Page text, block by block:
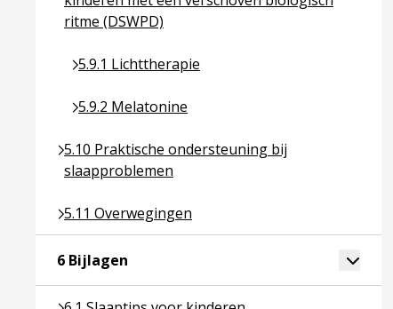
ritme (DSWPD)
5.9.1 Lichttherapie
Ga naar pagina over 5.9.1 Lichttherapie
5.9.2 Melatonine
Ga naar pagina over 5.9.2 Melatonine
5.10 Praktische ondersteuning bij
slaapproblemen
Ga naar pagina over 5.10 Praktische
5.11 Overwegingen
Ga naar pagina over 5.11 Overwegingen
6 Bijlagen